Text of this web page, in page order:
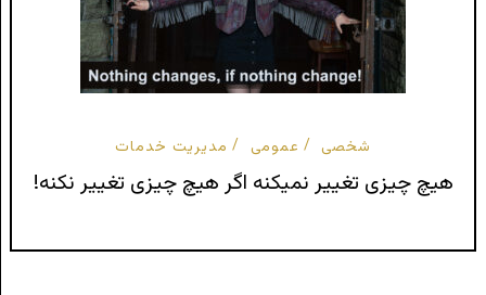
شخصی عمومی مدیریت خدمات
هیچ چیزی تغییر نمیکنه اگر هیچ چیزی تغییر نکنه!